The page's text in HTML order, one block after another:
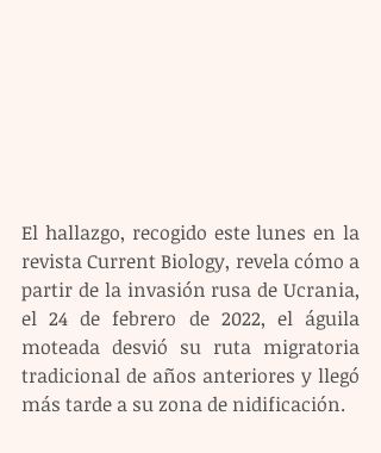
El hallazgo, recogido este lunes en la
revista Current Biology, revela cómo a
partir de la invasión rusa de Ucrania,
el 24 de febrero de 2022, el águila
moteada desvió su ruta migratoria
tradicional de años anteriores y llegó
más tarde a su zona de nidificación.